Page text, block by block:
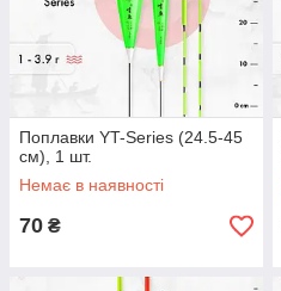
Поплавки YT-Series (24.5-45
см), 1 шт.
Немає в наявності
70 ₴